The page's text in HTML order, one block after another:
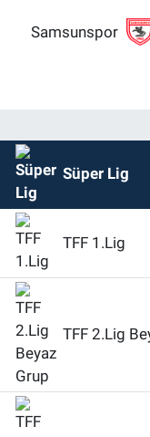
Samsunspor
Süper Lig
TFF 1.Lig
TFF 2.Lig